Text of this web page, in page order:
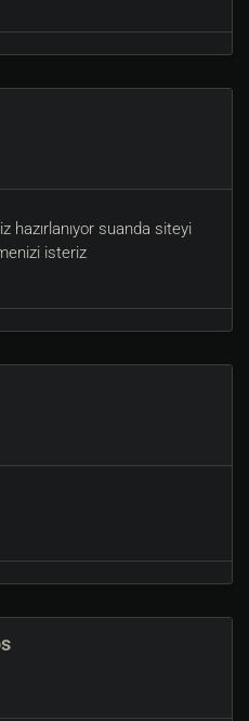
hazırlanıyor suanda siteyi
isteriz